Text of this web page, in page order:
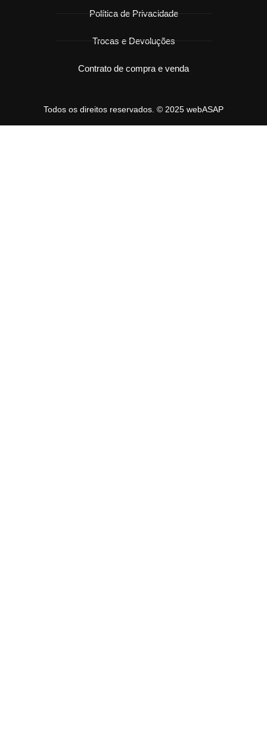
Todos os direitos reservados. © 2025 webASAP
Política de Privacidade
Trocas e Devoluções
Contrato de compra e venda